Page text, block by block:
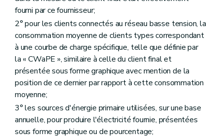
fourni par ce fournisseur;
2° pour les clients connectés au réseau basse tension, la
consommation moyenne de clients types correspondant
à une courbe de charge spécifique, telle que définie par
la « CWaPE », similaire à celle du client final et
présentée sous forme graphique avec mention de la
position de ce dernier par rapport à cette consommation
moyenne;
3° les sources d'énergie primaire utilisées, sur une base
annuelle, pour produire l'électricité fournie, présentées
sous forme graphique ou de pourcentage;